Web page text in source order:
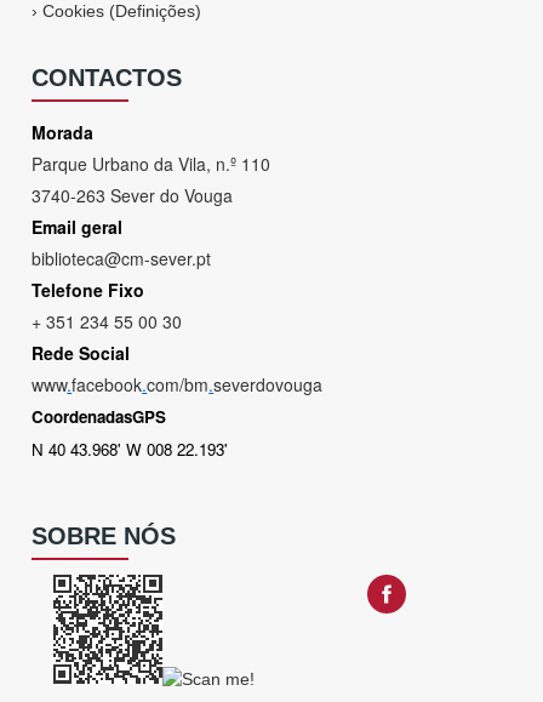
›Cookies (Definições)
CONTACTOS
Morada
Parque Urbano da Vila, n.º 110
3740-263 Sever do Vouga
Email geral
biblioteca@cm-sever.pt
Telefone Fixo
+ 351 234 55 00 30
Rede Social
www.facebook.com/bm.severdovouga
CoordenadasGPS
N 40 43.968' W 008 22.193'
SOBRE NÓS